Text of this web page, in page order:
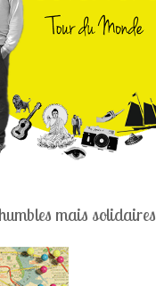
mais solidaires